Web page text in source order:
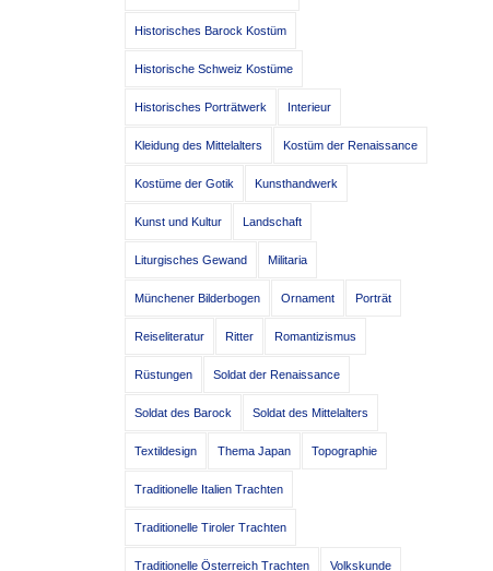
Historisches Barock Kostüm
Historische Schweiz Kostüme
Historisches Porträtwerk Interieur
Kleidung des Mittelalters Kostüm der Renaissance
Kostüme der Gotik Kunsthandwerk
Kunst und Kultur Landschaft
Liturgisches Gewand Militaria
Münchener Bilderbogen Ornament Porträt
Reiseliteratur Ritter Romantizismus
Rüstungen Soldat der Renaissance
Soldat des Barock Soldat des Mittelalters
Textildesign Thema Japan Topographie
Traditionelle Italien Trachten
Traditionelle Tiroler Trachten
Traditionelle Österreich Trachten Volkskunde